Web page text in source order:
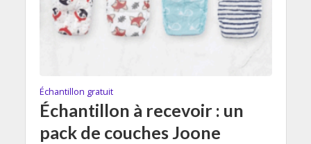
Échantillon gratuit
Échantillon à recevoir : un
pack de couches Joone